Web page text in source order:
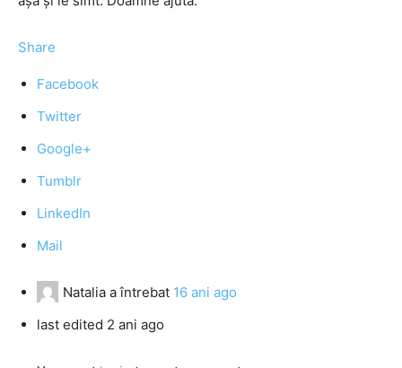
Share
Facebook
Twitter
Google+
Tumblr
LinkedIn
Mail
Natalia a întrebat 16 ani ago
last edited 2 ani ago